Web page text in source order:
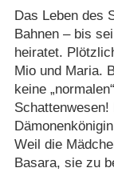
Das Leben des
Bahnen – bis
heiratet.
Mio und Maria.
keine
Weil die
Basara, sie zu